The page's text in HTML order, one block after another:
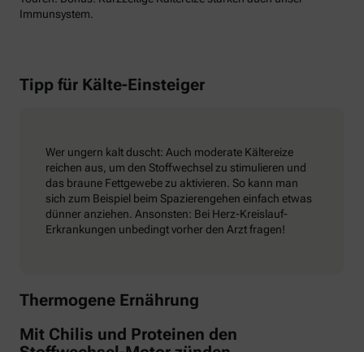
Immunsystem.
Tipp für Kälte-Einsteiger
Wer ungern kalt duscht: Auch moderate Kältereize
reichen aus, um den Stoffwechsel zu stimulieren und
das braune Fettgewebe zu aktivieren. So kann man
sich zum Beispiel beim Spazierengehen einfach etwas
dünner anziehen. Ansonsten: Bei Herz-Kreislauf-
Erkrankungen unbedingt vorher den Arzt fragen!
Thermogene Ernährung
Mit Chilis und Proteinen den